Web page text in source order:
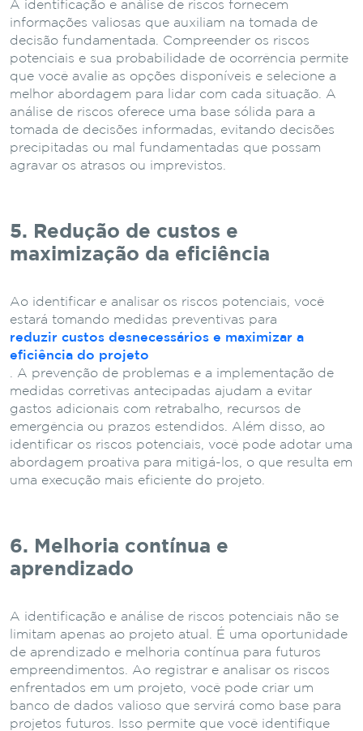
A identificação e análise de riscos fornecem
informações valiosas que auxiliam na tomada de
decisão fundamentada. Compreender os riscos
potenciais e sua probabilidade de ocorrência permite
que você avalie as opções disponíveis e selecione a
melhor abordagem para lidar com cada situação. A
análise de riscos oferece uma base sólida para a
tomada de decisões informadas, evitando decisões
precipitadas ou mal fundamentadas que possam
agravar os atrasos ou imprevistos.
5. Redução de custos e
maximização da eficiência
Ao identificar e analisar os riscos potenciais, você
estará tomando medidas preventivas para
reduzir custos desnecessários e maximizar a
eficiência do projeto
. A prevenção de problemas e a implementação de
medidas corretivas antecipadas ajudam a evitar
gastos adicionais com retrabalho, recursos de
emergência ou prazos estendidos. Além disso, ao
identificar os riscos potenciais, você pode adotar uma
abordagem proativa para mitigá-los, o que resulta em
uma execução mais eficiente do projeto.
6. Melhoria contínua e
aprendizado
A identificação e análise de riscos potenciais não se
limitam apenas ao projeto atual. É uma oportunidade
de aprendizado e melhoria contínua para futuros
empreendimentos. Ao registrar e analisar os riscos
enfrentados em um projeto, você pode criar um
banco de dados valioso que servirá como base para
projetos futuros. Isso permite que você identifique